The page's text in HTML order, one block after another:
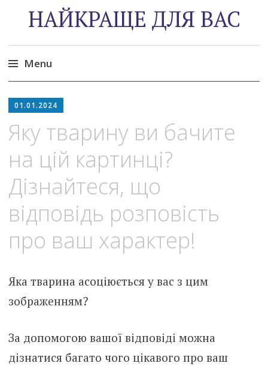
НАЙКРАЩЕ ДЛЯ ВАС
Menu
to
01.01.2024
Яку тварину ви бачите
на цій картинці?
Дізнайтеся, що
відповідь розповість
про ваш характер!
Яка тварина асоціюється у вас з цим
зображенням?
За допомогою вашої відповіді можна
дізнатися багато чого цікавого про ваш